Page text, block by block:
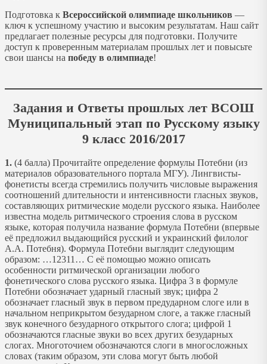
Подготовка к Всероссийской олимпиаде школьников —
ключ к успешному участию и высоким результатам. Наш сайт
предлагает полезные ресурсы для подготовки. Получите
доступ к проверенным материалам прошлых лет и повысьте
свои шансы на победу в олимпиаде!
Задания и Ответы прошлых лет ВСОШ
Муниципальный этап по Русскому языку
9 класс 2016/2017
1. (4 балла) Прочитайте определение формулы Потебни (из
материалов образовательного портала МГУ). Лингвисты-
фонетисты всегда стремились получить числовые выражения
соотношений длительности и интенсивности гласных звуков,
составляющих ритмические модели русского языка. Наиболее
известна модель ритмического строения слова в русском
языке, которая получила название формула Потебни (впервые
её предложил выдающийся русский и украинский филолог
А.А. Потебня). Формула Потебни выглядит следующим
образом: …12311… С её помощью можно описать
особенности ритмической организации любого
фонетического слова русского языка. Цифра 3 в формуле
Потебни обозначает ударный гласный звук; цифра 2
обозначает гласный звук в первом предударном слоге или в
начальном неприкрытом безударном слоге, а также гласный
звук конечного безударного открытого слога; цифрой 1
обозначаются гласные звуки во всех других безударных
слогах. Многоточием обозначаются слоги в многосложных
словах (таким образом, эти слова могут быть любой